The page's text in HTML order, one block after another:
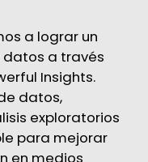
a lograr un
a través
Insights.
datos,
exploratorios
para mejorar
en medios